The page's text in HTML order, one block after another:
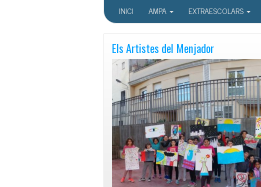
INICI AMPA EXTRAESCOLARS
Els Artistes del Menjador